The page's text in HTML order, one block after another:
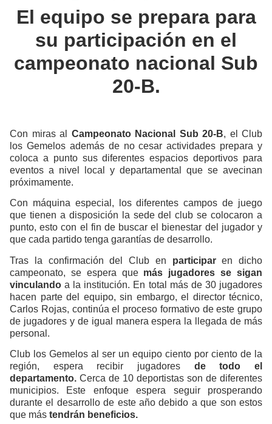
El equipo se prepara para
su participación en el
campeonato nacional Sub
20-B.
Con miras al Campeonato Nacional Sub 20-B, el Club
los Gemelos además de no cesar actividades prepara y
coloca a punto sus diferentes espacios deportivos para
eventos a nivel local y departamental que se avecinan
próximamente.
Con máquina especial, los diferentes campos de juego
que tienen a disposición la sede del club se colocaron a
punto, esto con el fin de buscar el bienestar del jugador y
que cada partido tenga garantías de desarrollo.
Tras la confirmación del Club en participaren dicho
campeonato, se espera que más jugadores se sigan
vinculandoa la institución. En total más de 30 jugadores
hacen parte del equipo, sin embargo, el director técnico,
Carlos Rojas, continúa el proceso formativo de este grupo
de jugadores y de igual manera espera la llegada de más
personal.
Club los Gemelos al ser un equipo ciento por ciento de la
región, espera recibir jugadores de todo el
departamento. Cerca de 10 deportistas son de diferentes
municipios. Este enfoque espera seguir prosperando
durante el desarrollo de este año debido a que son estos
que más tendrán beneficios.